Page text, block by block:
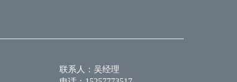
联系人：吴经理